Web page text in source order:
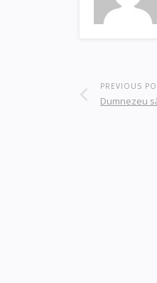
PREVIOUS
Dumnezeu